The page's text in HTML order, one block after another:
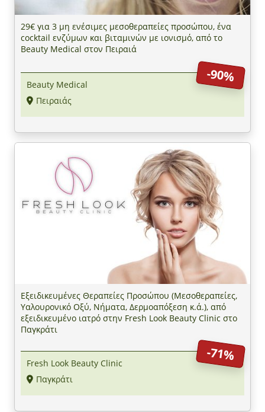
29€ για 3 μη ενέσιμες μεσοθεραπείες προσώπου, ένα
cocktail ενζύμων και βιταμινών με ιονισμό, από το
Beauty Medical στον Πειραιά
-90%
Beauty Medical
Πειραιάς
Εξειδικευμένες Θεραπείες Προσώπου (Μεσοθεραπείες,
Υαλουρονικό Οξύ, Νήματα, Δερμοαπόξεση κ.ά.), από
εξειδικευμένο ιατρό στην Fresh Look Beauty Clinic στο
Παγκράτι
-71%
Fresh Look Beauty Clinic
Παγκράτι